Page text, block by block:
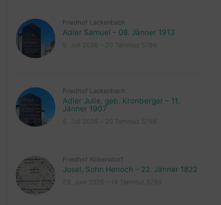
Friedhof Lackenbach
Adler Samuel – 08. Jänner 1913
Friedhof Lackenbach
Adler Julie, geb. Kronberger – 11.
Jänner 1907
Friedhof Kobersdorf
Josel, Sohn Henoch – 22. Jänner 1822